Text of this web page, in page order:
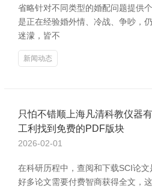
省略针对不同类型的婚配问题提供
是正在经验婚外情、冷战、争吵，
迷濛，皆不
新闻动态
只怕不错顺上海凡清科教仪器
工利找到免费的PDF版块
2026-02-01
在科研历程中，查阅和下载SCI论文
好多论文需要付费智商获得全文，